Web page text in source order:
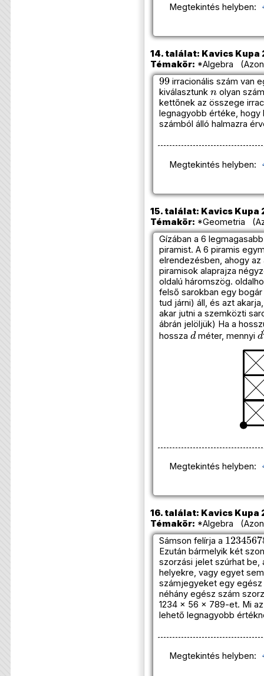
Megtekintés helyben:
14. találat: Kavics Kupa
Témakör: *Algebra
99
irracionális szám van
kiválasztunk
n
olyan
kettőnek az összege
legnagyobb értéke, hogy
számból álló halmazra
Megtekintés helyben:
15. találat: Kavics Kupa
Témakör: *Geometria
Gízában a 6
piramist. A 6 piramis
elrendezésben, ahogy az
piramisok alaprajza
oldalú háromszög.
felső sarokban egy
tud járni) áll, és azt
akar jutni a szemközti
ábrán jelöljük) Ha a
hossza
d
méter, mennyi
d
Megtekintés helyben:
16. találat: Kavics Kupa
Témakör: *Algebra
Sámson felírja a
Ezután bármelyik két
szorzási jelet szúrhat be,
helyekre, vagy egyet
számjegyeket egy
néhány egész szám
1234 × 56 × 789-et. Mi
lehető legnagyobb
Megtekintés helyben: